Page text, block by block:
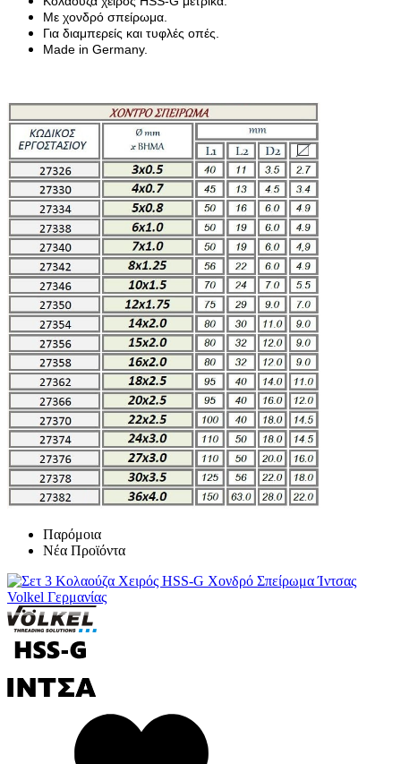
Με χονδρό σπείρωμα.
Για διαμπερείς και τυφλές οπές.
Made in Germany.
Παρόμοια
Νέα Προϊόντα